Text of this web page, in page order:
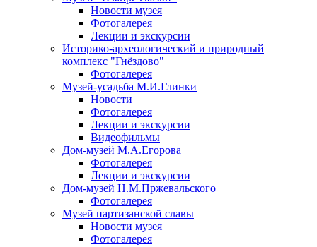
Новости музея
Фотогалерея
Лекции и экскурсии
Историко-археологический и природный
комплекс "Гнёздово"
Фотогалерея
Музей-усадьба М.И.Глинки
Новости
Фотогалерея
Лекции и экскурсии
Видеофильмы
Дом-музей М.А.Егорова
Фотогалерея
Лекции и экскурсии
Дом-музей Н.М.Пржевальского
Фотогалерея
Музей партизанской славы
Новости музея
Фотогалерея